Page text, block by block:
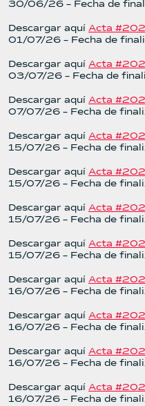
30/06/26 – Fecha de
Descargar aquí Acta
01/07/26 – Fecha de
Descargar aquí Acta
03/07/26 – Fecha de
Descargar aquí Acta
07/07/26 – Fecha de
Descargar aquí Acta
15/07/26 – Fecha de
Descargar aquí Acta
15/07/26 – Fecha de
Descargar aquí Acta
15/07/26 – Fecha de
Descargar aquí Acta
15/07/26 – Fecha de
Descargar aquí Acta
16/07/26 – Fecha de
Descargar aquí Acta
16/07/26 – Fecha de
Descargar aquí Acta
16/07/26 – Fecha de
Descargar aquí Acta
16/07/26 – Fecha de